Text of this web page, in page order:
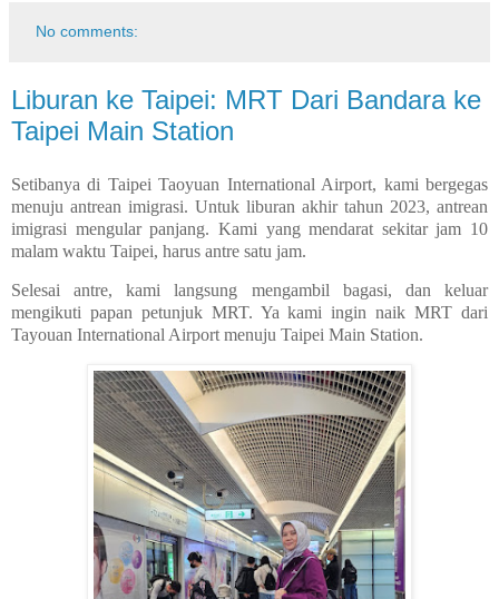
No comments:
Liburan ke Taipei: MRT Dari Bandara ke
Taipei Main Station
Setibanya di Taipei Taoyuan International Airport, kami bergegas
menuju antrean imigrasi. Untuk liburan akhir tahun 2023, antrean
imigrasi mengular panjang. Kami yang mendarat sekitar jam 10
malam waktu Taipei, harus antre satu jam.
Selesai antre, kami langsung mengambil bagasi, dan keluar
mengikuti papan petunjuk MRT. Ya kami ingin naik MRT dari
Tayouan International Airport menuju Taipei Main Station.